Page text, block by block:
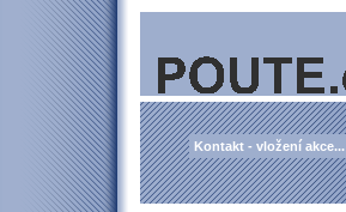
Kontakt - vložení akce...